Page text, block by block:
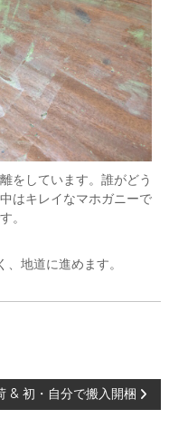
をしています。誰がどう
はキレイなマホガニーで
。
地道に進めます。
& 初・自分で搬入開梱